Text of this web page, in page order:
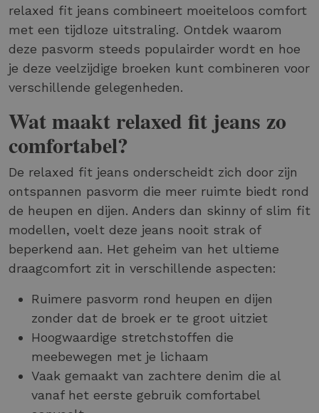
relaxed fit jeans combineert moeiteloos comfort
met een tijdloze uitstraling. Ontdek waarom
deze pasvorm steeds populairder wordt en hoe
je deze veelzijdige broeken kunt combineren voor
verschillende gelegenheden.
Wat maakt relaxed fit jeans zo
comfortabel?
De relaxed fit jeans onderscheidt zich door zijn
ontspannen pasvorm die meer ruimte biedt rond
de heupen en dijen. Anders dan skinny of slim fit
modellen, voelt deze jeans nooit strak of
beperkend aan. Het geheim van het ultieme
draagcomfort zit in verschillende aspecten:
Ruimere pasvorm rond heupen en dijen
zonder dat de broek er te groot uitziet
Hoogwaardige stretchstoffen die
meebewegen met je lichaam
Vaak gemaakt van zachtere denim die al
vanaf het eerste gebruik comfortabel